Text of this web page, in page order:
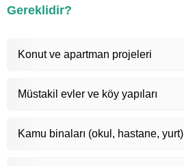
Gereklidir?
Konut ve apartman projeleri
Müstakil evler ve köy yapıları
Kamu binaları (okul, hastane, yurt)